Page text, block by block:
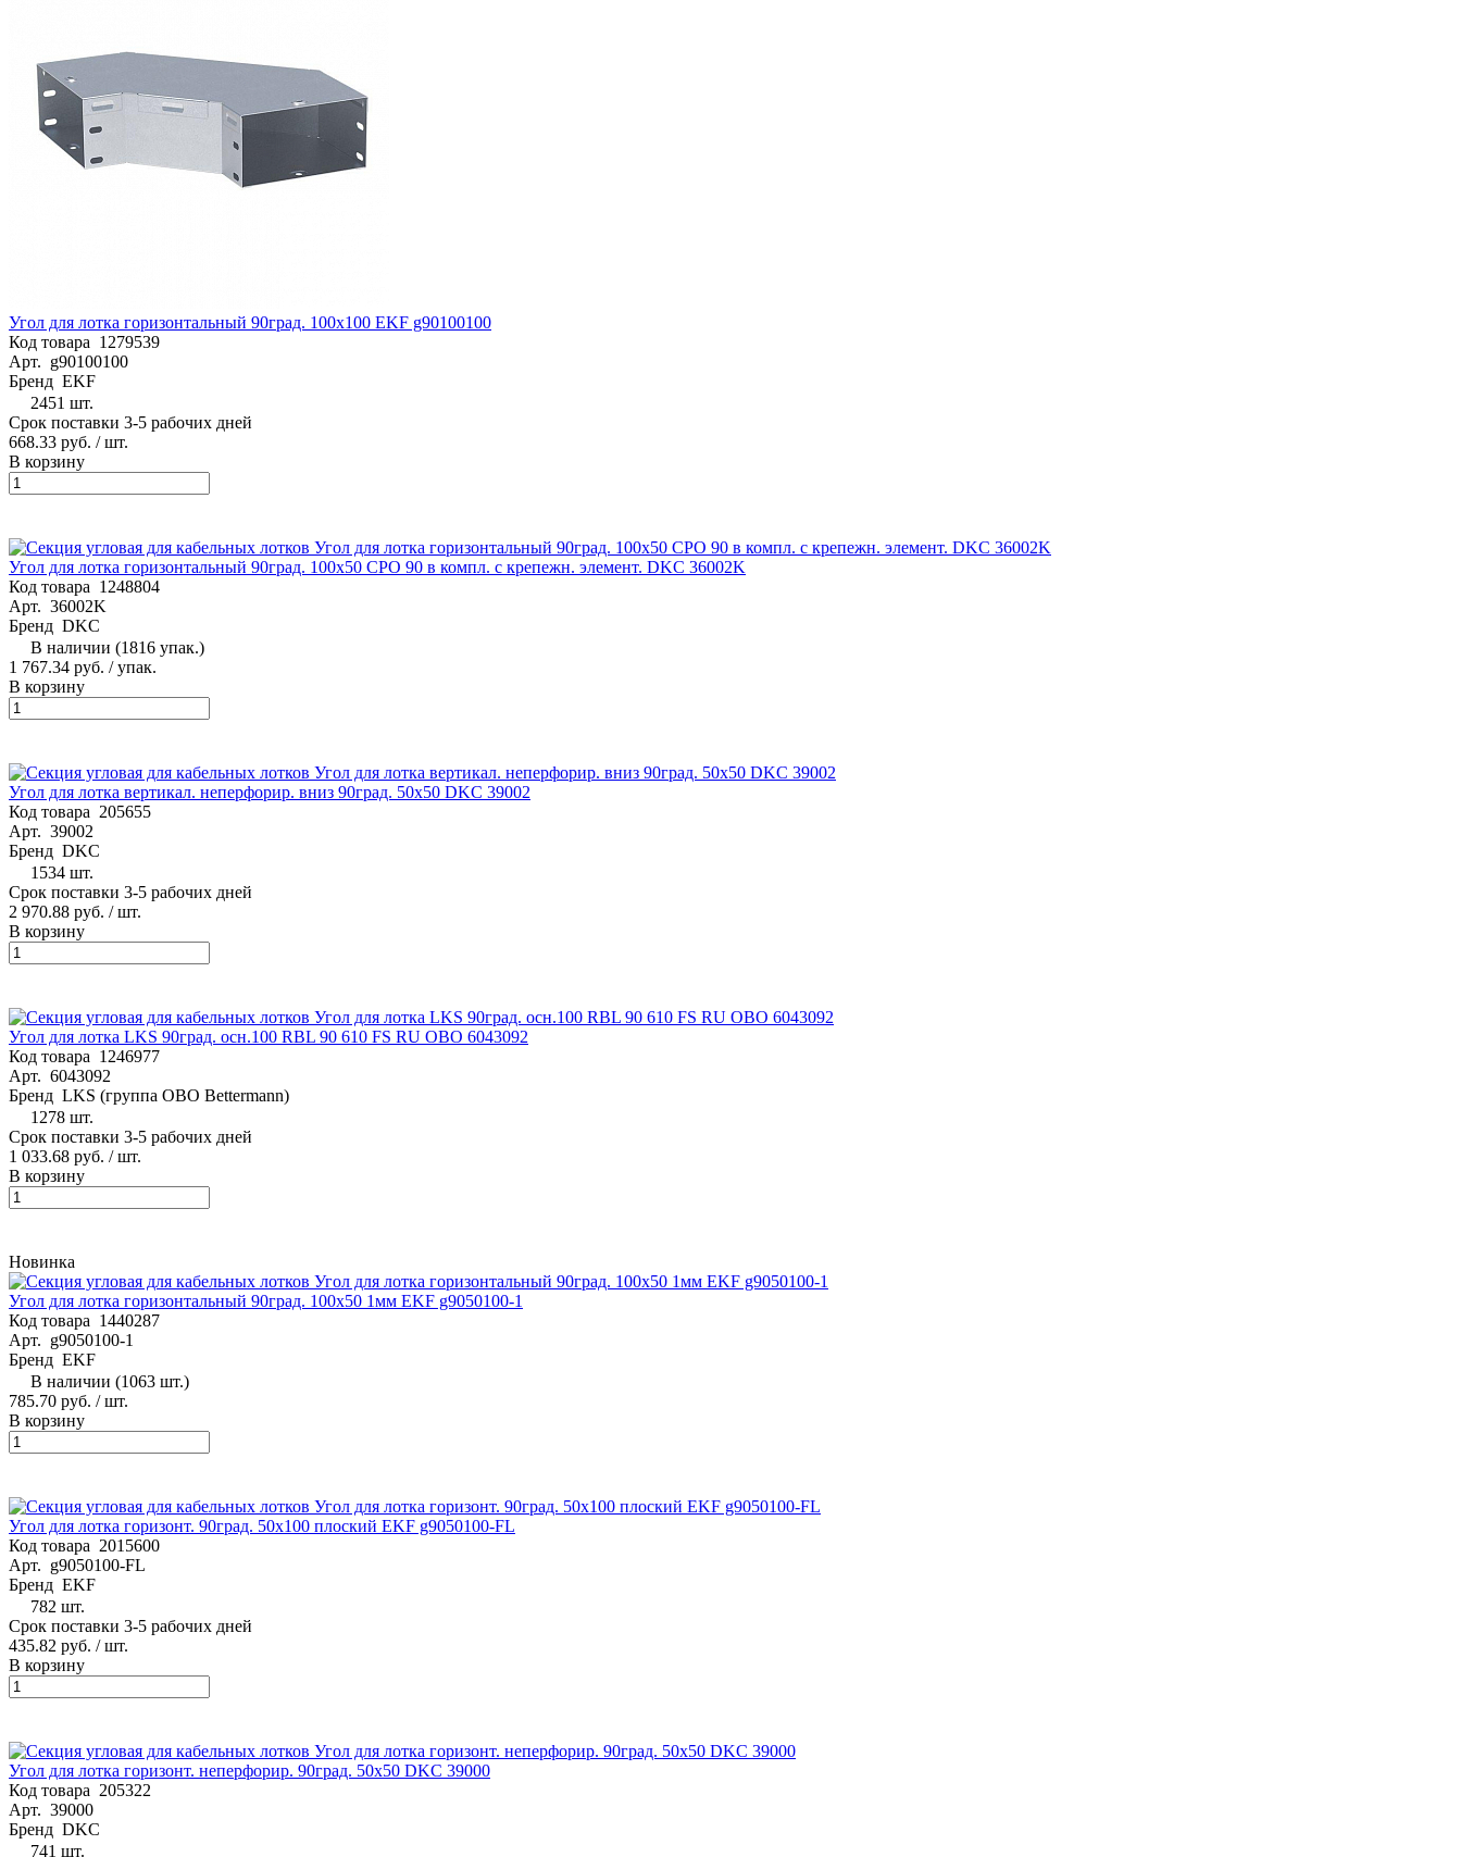
Угол для лотка горизонтальный 90град. 100х100 EKF g90100100
Код товара 1279539
Арт. g90100100
Бренд EKF
2451 шт.
Срок поставки 3-5 рабочих дней
668.33 руб. / шт.
В корзину
Угол для лотка горизонтальный 90град. 100х50 CPO 90 в компл. с крепежн. элемент. DKC 36002K
Код товара 1248804
Арт. 36002K
Бренд DKC
В наличии (1816 упак.)
1 767.34 руб. / упак.
В корзину
Угол для лотка вертикал. неперфорир. вниз 90град. 50х50 DKC 39002
Код товара 205655
Арт. 39002
Бренд DKC
1534 шт.
Срок поставки 3-5 рабочих дней
2 970.88 руб. / шт.
В корзину
Угол для лотка LKS 90град. осн.100 RBL 90 610 FS RU OBO 6043092
Код товара 1246977
Арт. 6043092
Бренд LKS (группа OBO Bettermann)
1278 шт.
Срок поставки 3-5 рабочих дней
1 033.68 руб. / шт.
В корзину
Новинка
Угол для лотка горизонтальный 90град. 100х50 1мм EKF g9050100-1
Код товара 1440287
Арт. g9050100-1
Бренд EKF
В наличии (1063 шт.)
785.70 руб. / шт.
В корзину
Угол для лотка горизонт. 90град. 50х100 плоский EKF g9050100-FL
Код товара 2015600
Арт. g9050100-FL
Бренд EKF
782 шт.
Срок поставки 3-5 рабочих дней
435.82 руб. / шт.
В корзину
Угол для лотка горизонт. неперфорир. 90град. 50х50 DKC 39000
Код товара 205322
Арт. 39000
Бренд DKC
741 шт.